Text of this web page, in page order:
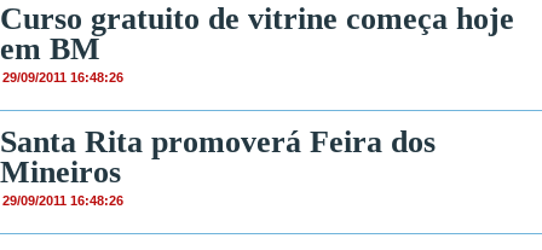
Curso gratuito de vitrine começa hoje
em BM
29/09/2011 16:48:26
Santa Rita promoverá Feira dos
Mineiros
29/09/2011 16:48:26